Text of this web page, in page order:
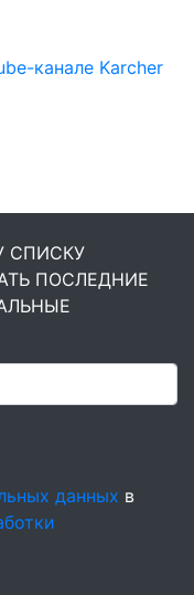
канале Karcher
СПИСКУ
ПОСЛЕДНИЕ
данных в